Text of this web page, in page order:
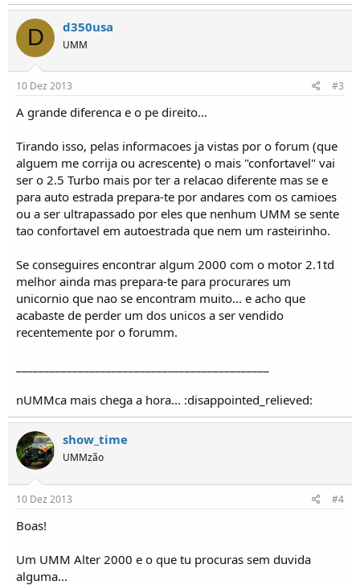
D d350usa
UMM
10 Dez 2013 #3
A grande diferenca e o pe direito...
Tirando isso, pelas informacoes ja vistas por o forum (que
alguem me corrija ou acrescente) o mais "confortavel" vai
ser o 2.5 Turbo mais por ter a relacao diferente mas se e
para auto estrada prepara-te por andares com os camioes
ou a ser ultrapassado por eles que nenhum UMM se sente
tao confortavel em autoestrada que nem um rasteirinho.
Se conseguires encontrar algum 2000 com o motor 2.1td
melhor ainda mas prepara-te para procurares um
unicornio que nao se encontram muito... e acho que
acabaste de perder um dos unicos a ser vendido
recentemente por o forumm.
nUMMca mais chega a hora... :disappointed_relieved:
show_time
UMMzão
10 Dez 2013 #4
Boas!
Um UMM Alter 2000 e o que tu procuras sem duvida
alguma...